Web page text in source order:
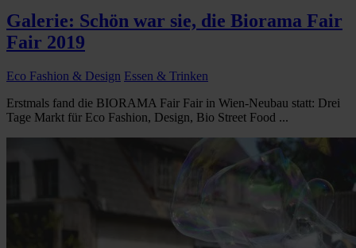
Galerie: Schön war sie, die Biorama Fair
Fair 2019
Eco Fashion & Design Essen & Trinken
Erstmals fand die BIORAMA Fair Fair in Wien-Neubau statt: Drei
Tage Markt für Eco Fashion, Design, Bio Street Food ...